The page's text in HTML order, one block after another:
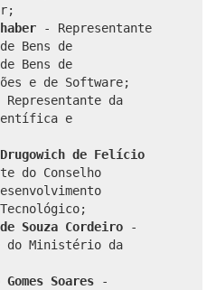
- Representante
Bens de
Bens de
e de Software;
Representante da
e
de Felício
do Conselho
Souza Cordeiro
-
do Ministério da
Soares -